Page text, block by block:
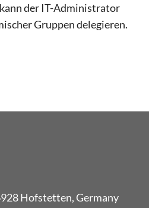
der IT-Administrator
Gruppen delegieren.
Hofstetten, Germany